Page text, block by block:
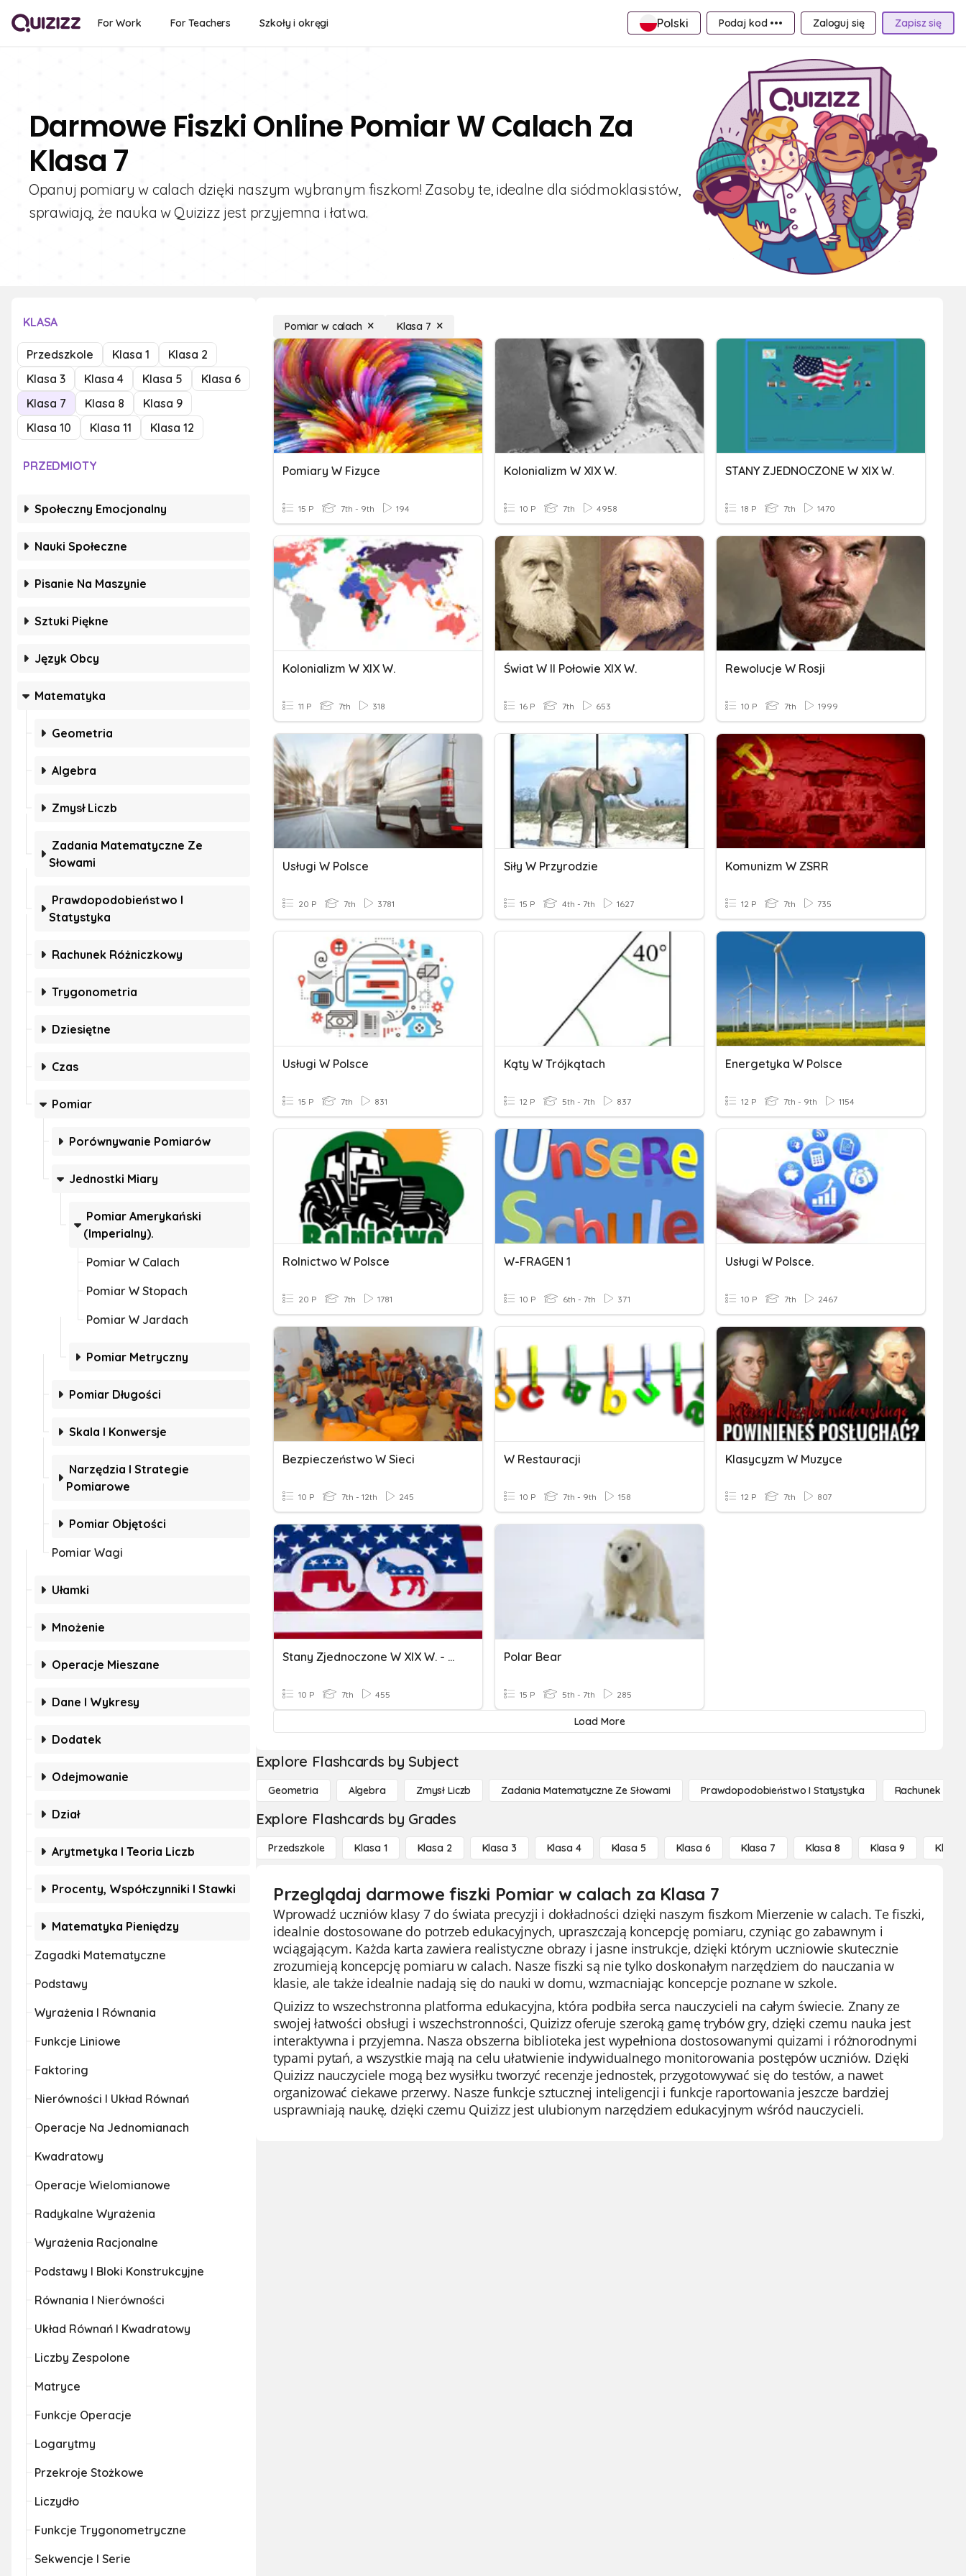
For Work For Teachers Szkoły i okręgi Polski Podaj kod ••• Zaloguj się Zapisz się
Darmowe Fiszki Online Pomiar W Calach Za
Klasa 7
Opanuj pomiary w calach dzięki naszym wybranym fiszkom! Zasoby te, idealne dla siódmoklasistów,
sprawiają, że nauka w Quizizz jest przyjemna i łatwa.
KLASA
Przedszkole Klasa 1
Klasa 2
Klasa 3
Klasa 4 Klasa 5
Klasa 6
Klasa 7
Klasa 8
Klasa 9
Klasa 10
Klasa 11 Klasa 12
PRZEDMIOTY
Społeczny Emocjonalny
Nauki Społeczne
Pisanie Na Maszynie
Sztuki Piękne
Język Obcy
Matematyka
Geometria
Algebra
Zmysł Liczb
Zadania Matematyczne Ze
Słowami
Prawdopodobieństwo I
Statystyka
Rachunek Różniczkowy
Trygonometria
Dziesiętne
Czas
Pomiar
Porównywanie Pomiarów
Jednostki Miary
Pomiar Amerykański
(imperialny).
Pomiar W Calach
Pomiar W Stopach
Pomiar W Jardach
Pomiar Metryczny
Pomiar Długości
Skala I Konwersje
Narzędzia I Strategie
Pomiarowe
Pomiar Objętości
Pomiar Wagi
Ułamki
Mnożenie
Operacje Mieszane
Dane I Wykresy
Dodatek
Odejmowanie
Dział
Arytmetyka I Teoria Liczb
Procenty, Współczynniki I Stawki
Matematyka Pieniędzy
Zagadki Matematyczne
Podstawy
Wyrażenia I Równania
Funkcje Liniowe
Faktoring
Nierówności I Układ Równań
Operacje Na Jednomianach
Kwadratowy
Operacje Wielomianowe
Radykalne Wyrażenia
Wyrażenia Racjonalne
Podstawy I Bloki Konstrukcyjne
Równania I Nierówności
Układ Równań I Kwadratowy
Liczby Zespolone
Matryce
Funkcje Operacje
Logarytmy
Przekroje Stożkowe
Liczydło
Funkcje Trygonometryczne
Sekwencje I Serie
Pomiar w calach Klasa 7
Pomiary W Fizyce
15 P 7th - 9th 194
Kolonializm W XIX W.
10 P 7th 4958
STANY ZJEDNOCZONE W XIX W.
18 P 7th 1470
Kolonializm W XIX W.
11 P 7th 318
Świat W II Połowie XIX W.
16 P 7th 653
Rewolucje W Rosji
10 P 7th 1999
Usługi W Polsce
20 P 7th 3781
Siły W Przyrodzie
15 P 4th - 7th 1627
Komunizm W ZSRR
12 P 7th 735
Usługi W Polsce
15 P 7th 831
Kąty W Trójkątach
12 P 5th - 7th 837
Energetyka W Polsce
12 P 7th - 9th 1154
Rolnictwo W Polsce
20 P 7th 1781
W-FRAGEN 1
10 P 6th - 7th 371
Usługi W Polsce.
10 P 7th 2467
Bezpieczeństwo W Sieci
10 P 7th - 12th 245
W Restauracji
10 P 7th - 9th 158
Klasycyzm W Muzyce
12 P 7th 807
Stany Zjednoczone W XIX W. - Kl7
10 P 7th 455
Polar Bear
15 P 5th - 7th 285
Load More
Explore Flashcards by Subject
Geometria Algebra Zmysł Liczb Zadania Matematyczne Ze Słowami Prawdopodobieństwo I Statystyka Rachunek
Explore Flashcards by Grades
Przedszkole Klasa 1 Klasa 2 Klasa 3 Klasa 4 Klasa 5 Klasa 6 Klasa 7 Klasa 8 Klasa 9 Klasa
Przeglądaj darmowe fiszki Pomiar w calach za Klasa 7
Wprowadź uczniów klasy 7 do świata precyzji i dokładności dzięki naszym fiszkom Mierzenie w calach. Te fiszki,
idealnie dostosowane do potrzeb edukacyjnych, upraszczają koncepcję pomiaru, czyniąc go zabawnym i
wciągającym. Każda karta zawiera realistyczne obrazy i jasne instrukcje, dzięki którym uczniowie skutecznie
zrozumieją koncepcję pomiaru w calach. Nasze fiszki są nie tylko doskonałym narzędziem do nauczania w
klasie, ale także idealnie nadają się do nauki w domu, wzmacniając koncepcje poznane w szkole.
Quizizz to wszechstronna platforma edukacyjna, która podbiła serca nauczycieli na całym świecie. Znany ze
swojej łatwości obsługi i wszechstronności, Quizizz oferuje szeroką gamę trybów gry, dzięki czemu nauka jest
interaktywna i przyjemna. Nasza obszerna biblioteka jest wypełniona dostosowanymi quizami i różnorodnymi
typami pytań, a wszystkie mają na celu ułatwienie indywidualnego monitorowania postępów uczniów. Dzięki
Quizizz nauczyciele mogą bez wysiłku tworzyć recenzje jednostek, przygotowywać się do testów, a nawet
organizować ciekawe przerwy. Nasze funkcje sztucznej inteligencji i funkcje raportowania jeszcze bardziej
usprawniają naukę, dzięki czemu Quizizz jest ulubionym narzędziem edukacyjnym wśród nauczycieli.